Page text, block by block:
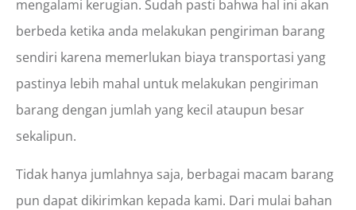
mengalami kerugian. Sudah pasti bahwa hal ini akan
berbeda ketika anda melakukan pengiriman barang
sendiri karena memerlukan biaya transportasi yang
pastinya lebih mahal untuk melakukan pengiriman
barang dengan jumlah yang kecil ataupun besar
sekalipun.
Tidak hanya jumlahnya saja, berbagai macam barang
pun dapat dikirimkan kepada kami. Dari mulai bahan